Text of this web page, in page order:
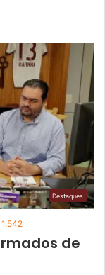
Destaques
1.542
de